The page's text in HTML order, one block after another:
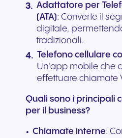
Adattatore per
(ATA): Converte il
digitale,
tradizionali.
Telefono cellulare
Un'app mobile che
effettuare chiamate
Quali sono i principali
per il business?
Chiamate interne: